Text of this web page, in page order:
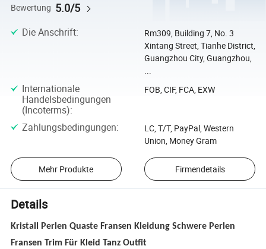
Bewertung 5.0/5
Die Anschrift:
Rm309, Building 7, No. 3
Xintang Street, Tianhe District,
Guangzhou City, Guangzhou,
Internationale
Handelsbedingungen
(Incoterms):
FOB, CIF, FCA, EXW
Zahlungsbedingungen:
LC, T/T, PayPal, Western
Union, Money Gram
Mehr Produkte Firmendetails
Details
Kristall Perlen Quaste Fransen Kleidung Schwere Perlen
Fransen Trim Für Kleid Tanz Outfit